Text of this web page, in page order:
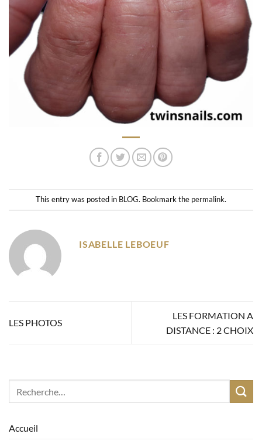
This entry was posted in BLOG. Bookmark the permalink.
ISABELLE LEBOEUF
LES PHOTOS
LES FORMATION A
DISTANCE : 2 CHOIX
Accueil